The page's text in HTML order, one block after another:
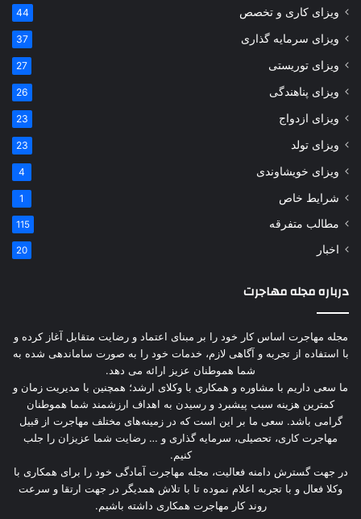
ویزای کاری و تخصص 44
ویزای سرمایه گذاری 37
ویزای توریستی 27
ویزای پناهندگی 26
ویزای ازدواج 23
ویزای تولد 23
ویزای خویشاوندی 4
شرایط خاص 1
مطالب متفرقه 115
اخبار 20
درباره مجله مهاجرت
مجله مهاجرت اساس کار خود را بر مبنای اعتماد و رضایت متقابل آغاز کرده و
با استفاده از تجربه و آگاهی لازم، خدمات خود را به صورت ساماندهی شده به
شما هموطنان عزیز ارائه می دهد.
ما سعی داریم با مشاوره و همکاری با وکلای ارشد؛ همچنین با مدیریت زمان و
کمترین هزینه سبب پیشبرد و رسیدن به اهداف ارزشمند شما هموطنان
گرامی باشد. سعی ما بر این است که در زمینه‌های مختلف مهاجرت از قبیل
مهاجرت کاری، تحصیلی، سرمایه گذاری و … رضایت شما عزیزان را جلب
کنیم.
در جهت گسترش دامنه فعالیت، مجله مهاجرت آمادگی خود را برای همکاری با
وکلا فعال و با تجربه اعلام نموده تا با تلاش همدیگر در جهت ارتقا و سرعت
روند کار مهاجرت همکاری داشته باشیم.